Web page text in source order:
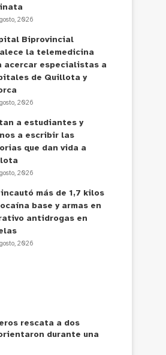
2026
Biprovincial
la telemedicina
acercar especialistas a
de Quillota y
2026
a estudiantes y
a escribir las
que dan vida a
2026
incautó más de 1,7 kilos
base y armas en
antidrogas en
2026
rescata a dos
durante una